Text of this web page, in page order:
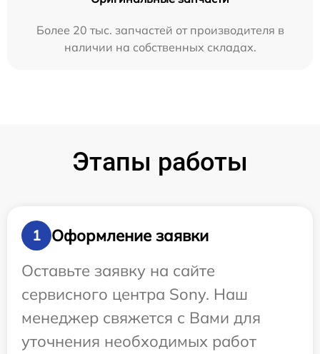
Более 20 тыс. запчастей от производителя в
наличии на собственных складах.
Этапы работы
1
Оформление заявки
Оставьте заявку на сайте
сервисного центра Sony. Наш
менеджер свяжется с Вами для
уточнения необходимых работ